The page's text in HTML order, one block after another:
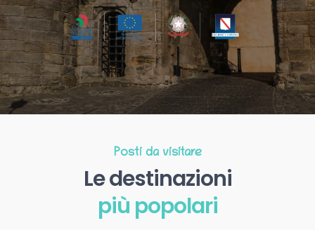
Posti da visitare
Le destinazioni
più popolari